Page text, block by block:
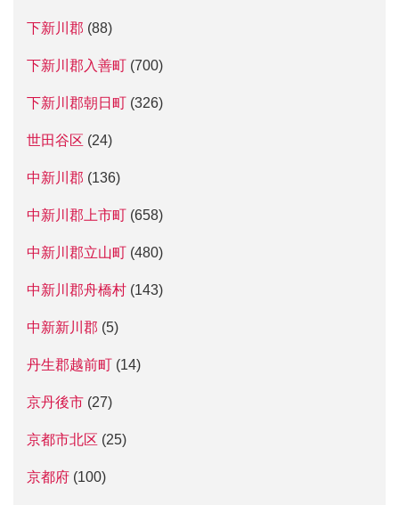
下新川郡 (88)
下新川郡入善町 (700)
下新川郡朝日町 (326)
世田谷区 (24)
中新川郡 (136)
中新川郡上市町 (658)
中新川郡立山町 (480)
中新川郡舟橋村 (143)
中新新川郡 (5)
丹生郡越前町 (14)
京丹後市 (27)
京都市北区 (25)
京都府 (100)